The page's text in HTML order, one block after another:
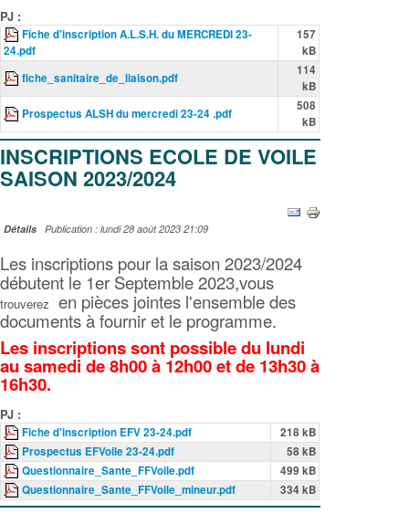
PJ :
Fiche d'inscription A.L.S.H. du MERCREDI 23-
24.pdf
157
kB
fiche_sanitaire_de_liaison.pdf
114
kB
Prospectus ALSH du mercredi 23-24 .pdf
508
kB
INSCRIPTIONS ECOLE DE VOILE
SAISON 2023/2024
Détails Publication : lundi 28 août 2023 21:09
Les inscriptions pour la saison 2023/2024
débutent le 1er Septemble 2023,vous
trouverez en pièces jointes l'ensemble des
documents à fournir et le programme.
Les inscriptions sont possible du lundi
au samedi de 8h00 à 12h00 et de 13h30 à
16h30.
PJ :
Fiche d'inscription EFV 23-24.pdf
218 kB
Prospectus EFVoile 23-24.pdf
58 kB
Questionnaire_Sante_FFVoile.pdf
499 kB
Questionnaire_Sante_FFVoile_mineur.pdf
334 kB